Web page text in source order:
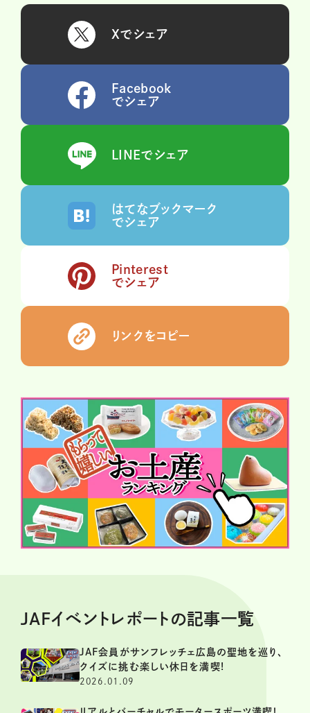
Xでシェア
Facebook
でシェア
LINEでシェア
はてなブックマーク
でシェア
Pinterest
でシェア
リンクをコピー
JAFイベントレポートの記事一覧
JAF会員がサンフレッチェ広島の聖地を巡り、
クイズに挑む楽しい休日を満喫!
2026.01.09